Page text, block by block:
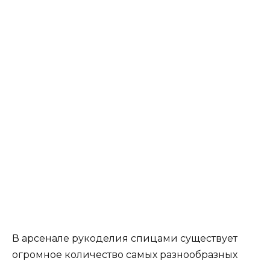
В арсенале рукоделия спицами существует
огромное количество самых разнообразных